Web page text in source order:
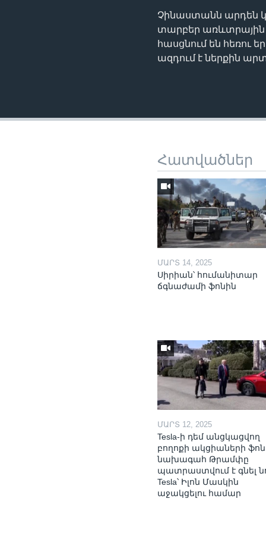
Չինաստանն արդեն
տարբեր առևտրային
հասցնում են հեռու
ազդում է ներքին
Հատվածներ
ՄԱՐՏ 14, 2025
Սիրիան՝ հումանիտար
ճգնաժամի ֆոնին
ՄԱՐՏ 12, 2025
Tesla-ի դեմ անցկացվող
բողոքի ակցիաների
նախագահ Թրամփը
պատրաստվում է գնել
Tesla՝ Իլոն Մասկին
աջակցելու համար